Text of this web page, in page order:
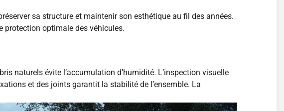
sa structure et maintenir son esthétique au fil des années.
protection optimale des véhicules.
naturels évite l’accumulation d’humidité. L’inspection visuelle
et des joints garantit la stabilité de l’ensemble. La